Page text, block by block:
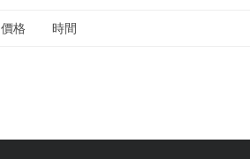
價格 時間